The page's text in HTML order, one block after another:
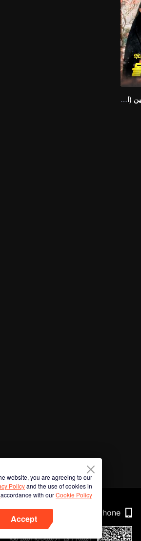
إمبراطورة المعالجين (النسخة الكورية)
website, you are agreeing to our
Policyand the use of cookies in
accordance with ourCookie Policy.
Accept
Phone
امسح رمز الاستجابة السريعة